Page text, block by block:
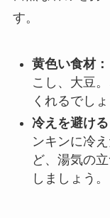
す。
黄色い食材：
こし、大豆
くれるでしょ
冷えを避ける
ンキンに冷
ど、湯気の
しましょう。